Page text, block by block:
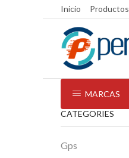
Inicio Productos
MARCAS
CATEGORIES
Gps